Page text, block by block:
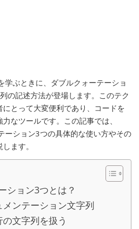
学ぶときに、ダブルクォーテーショ
の記述方法が登場します。このテク
とって大変便利であり、コードを
なツールです。この記事では、
ーション3つの具体的な使い方やその
ます。
ション3つとは？
ンテーション文字列
文字列を扱う